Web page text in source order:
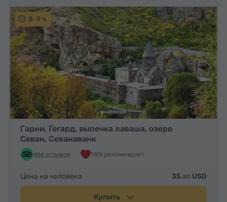
8-9 ч
Гарни, Гегард, выпечка лаваша, озеро
Севан, Севанаванк
466 отзывов 98% рекомендуют
Цена на человека 35.80 USD
Купить